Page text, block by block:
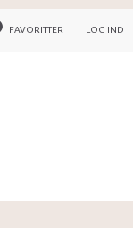
FAVORITTER LOG IND